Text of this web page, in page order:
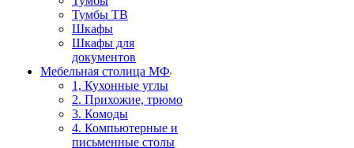
Тумбы ТВ
Шкафы
Шкафы для
документов
Мебельная столица МФ
1, Кухонные углы
2. Прихожие, трюмо
3. Комоды
4. Компьютерные и
письменные столы